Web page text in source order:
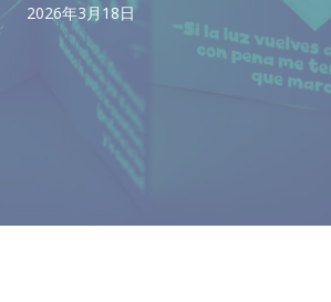
2026年3月18日